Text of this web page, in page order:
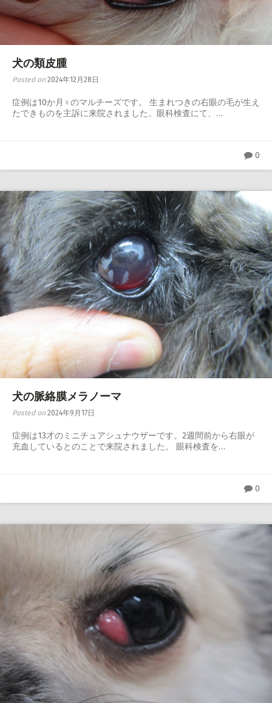
犬の類皮腫
Posted on 2024年12月28日
症例は10か月♀のマルチーズです。 生まれつきの右眼の毛が生え
たできものを主訴に来院されました。眼科検査にて、…
0
犬の脈絡膜メラノーマ
Posted on 2024年9月17日
症例は13才のミニチュアシュナウザーです。2週間前から右眼が
充血しているとのことで来院されました。 眼科検査を…
0